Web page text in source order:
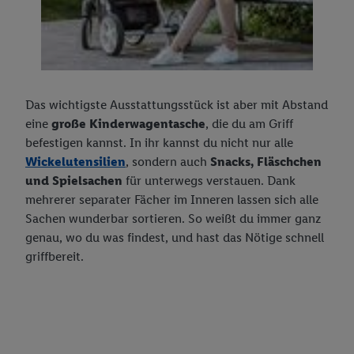
Das wichtigste Ausstattungsstück ist aber mit Abstand
eine große Kinderwagentasche, die du am Griff
befestigen kannst. In ihr kannst du nicht nur alle
Wickelutensilien, sondern auch Snacks, Fläschchen
und Spielsachen für unterwegs verstauen. Dank
mehrerer separater Fächer im Inneren lassen sich alle
Sachen wunderbar sortieren. So weißt du immer ganz
genau, wo du was findest, und hast das Nötige schnell
griffbereit.
von Daten (z.B. über Ihre Nutzung der Lidl-Dienste, Ihr
Kaufverhalten in den Lidl-Diensten, Informationen aus Ihrem
Kundenkonto - z.B. Alter oder Geschlecht - sowie Ihre genauen
Standortdaten) auch über verschiedene Endgeräte und Lidl-
dem Zugriff auf Informationen auf Ihren Endgeräten zur
Erstellung von Zielgruppen (sogenannten Segmenten). Im
Zusammenhang mit dem Ausspielen dieser Werbung erfolgen
Verarbeitungen auch zur Leistungs-/ Erfolgsmessung der
Werbung, zur Zielgruppenforschung, zur Entwicklung von
Angeboten sowie zur technischen Sicherung und Optimierung
dieser Werbeausspielungen.
Sofern Sie hier Ihre Zustimmung dazu erteilen und danach ein
Lidl Plus-Konto erstellen bzw. sich in Ihr bestehendes Lidl